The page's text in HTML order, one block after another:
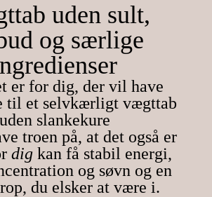
uden sult,
og særlige
er for dig, der vil have
til et selvkærligt vægttab
uden slankekure
troen på, at det også er
digkan få stabil energi,
og søvn og en
du elsker at være i.